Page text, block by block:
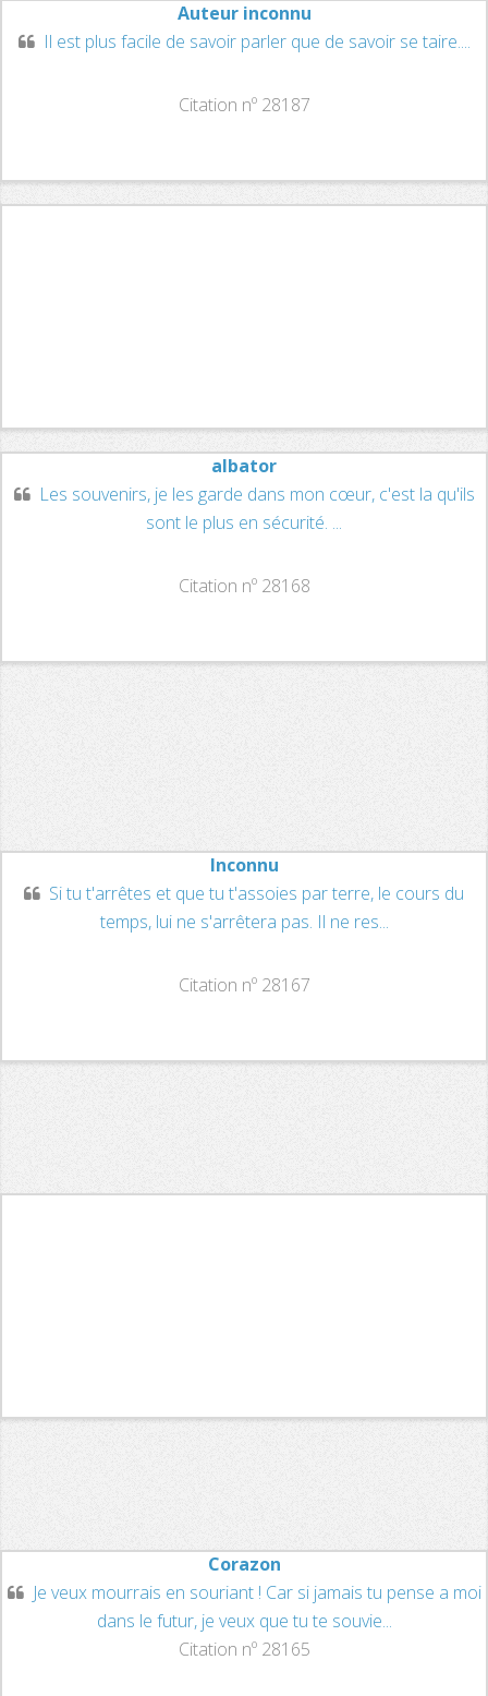
Auteur inconnu
Il est plus facile de savoir parler que de savoir se taire....
Citation nº 28187
albator
Les souvenirs, je les garde dans mon cœur, c'est la qu'ils
sont le plus en sécurité. ...
Citation nº 28168
Inconnu
Si tu t'arrêtes et que tu t'assoies par terre, le cours du
temps, lui ne s'arrêtera pas. Il ne res...
Citation nº 28167
Corazon
Je veux mourrais en souriant ! Car si jamais tu pense a moi
dans le futur, je veux que tu te souvie...
Citation nº 28165